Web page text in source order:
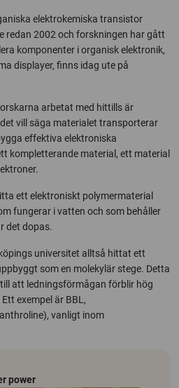
elektrokemiska transistor
redan 2002 och forskningen har gått
komponenter i organisk elektronik,
displayer, finns idag ute på
arbetat med hittills är
det vill säga materialet transporterar
effektiva elektroniska
kompletterande material, ett material
ett elektroniskt polymermaterial
fungerar i vatten och som behåller
det dopas.
universitet alltså hittat ett
som en molekylär stege. Detta
att ledningsförmågan förblir hög
exempel är BBL,
vanligt inom
power